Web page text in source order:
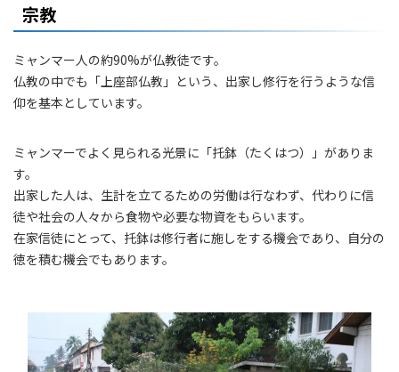
宗教
ミャンマー人の約90%が仏教徒です。
仏教の中でも「上座部仏教」という、出家し修行を行うような信
仰を基本としています。
ミャンマーでよく見られる光景に「托鉢（たくはつ）」がありま
す。
出家した人は、生計を立てるための労働は行なわず、代わりに信
徒や社会の人々から食物や必要な物資をもらいます。
在家信徒にとって、托鉢は修行者に施しをする機会であり、自分の
徳を積む機会でもあります。